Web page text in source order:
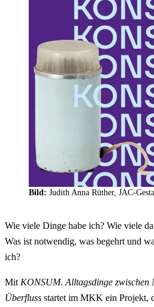
Bild: Judith Anna Rüther, JAC-
Wie viele Dinge habe ich? Wie viele
Was ist notwendig, was begehrt und
ich?
Mit KONSUM. Alltagsdinge zwischen
Überfluss startet im MKK ein Projekt,